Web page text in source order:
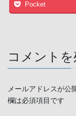
Pocket
コメントを
メールアドレスが公
欄は必須項目です